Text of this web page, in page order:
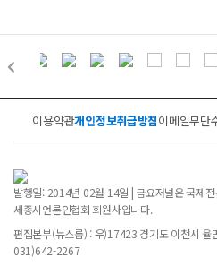
이용약관개인정보취급방침이메일무단
발행일: 2014년 02월 14일 | 금요저널은 국제
세종시언론인협회 회원사입니다.
편집본부(뉴스룸) : 우)17423 경기도 이천시
031)642-2267